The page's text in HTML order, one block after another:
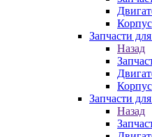
Корпус
Запчасти
Назад
Корпус
Запчасти
Назад